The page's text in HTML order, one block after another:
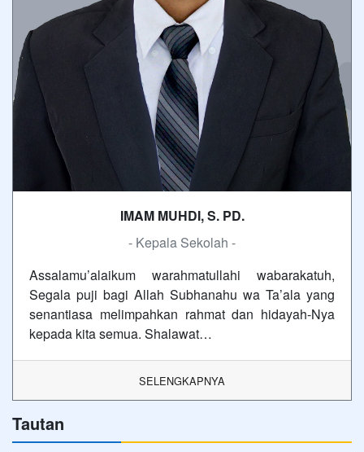
IMAM MUHDI, S. PD.
- Kepala Sekolah -
Assalamu’alaikum warahmatullahi wabarakatuh,
Segala puji bagi Allah Subhanahu wa Ta’ala yang
senantiasa melimpahkan rahmat dan hidayah-Nya
kepada kita semua. Shalawat…
SELENGKAPNYA
Tautan